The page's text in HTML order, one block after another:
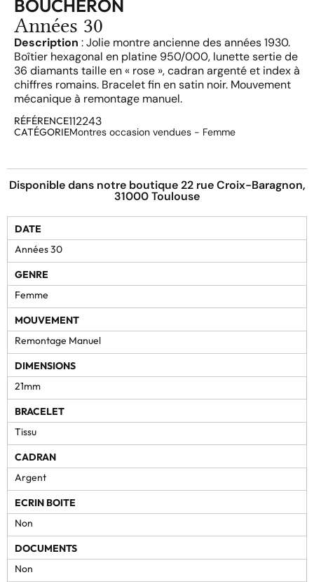
BOUCHERON
Années 30
Description : Jolie montre ancienne des années 1930.
Boîtier hexagonal en platine 950/000, lunette sertie de
36 diamants taille en « rose », cadran argenté et index à
chiffres romains. Bracelet fin en satin noir. Mouvement
mécanique à remontage manuel.
RÉFÉRENCE112243
CATÉGORIEMontres occasion vendues - Femme
Disponible dans notre boutique 22 rue Croix-Baragnon,
31000 Toulouse
DATE
Années 30
GENRE
Femme
MOUVEMENT
Remontage Manuel
DIMENSIONS
21mm
BRACELET
Tissu
CADRAN
Argent
ECRIN BOITE
Non
DOCUMENTS
Non